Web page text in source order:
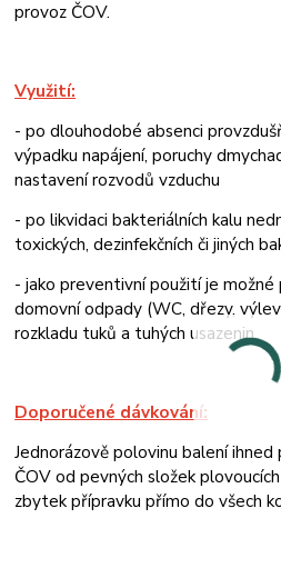
provoz ČOV.
Využití:
- po dlouhodobé absenci
výpadku napájení, poruchy
nastavení rozvodů vzduchu
- po likvidaci bakteriálních kalu
toxických, dezinfekčních či jiných
- jako preventivní použití je
domovní odpady (WC, dřezy,
rozkladu tuků a tuhých usazenin.
Doporučené dávkování:
Jednorázově polovinu balení
ČOV od pevných složek
zbytek přípravku přímo do všech